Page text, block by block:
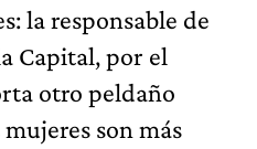
la responsable de
Capital, por el
otro peldaño
son más